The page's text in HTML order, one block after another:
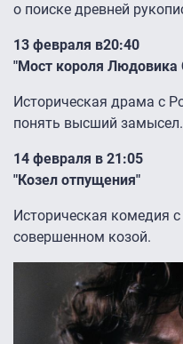
о поиске древней
13 февраля в20:40
"Мост короля Людовика
Историческая драма с
понять высший замысел.
14 февраля в 21:05
"Козел отпущения"
Историческая комедия
совершенном козой.